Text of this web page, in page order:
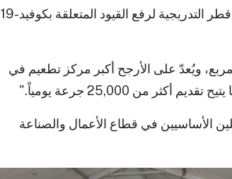
الأعمال والصناعة، الذين يؤدون دوراً محورياً في دعم خطة قطر التدريجية لرفع القيود المتعلقة بكوفيد-19
المركز على مساحة تزيد عن 300,000 متر مربع، ويُعدّ على الأرجح أكبر مركز تطعيم في
إلى أن أكثر من 300,000 من العاملين الأساسيين في قطاع الأعمال والصناعة